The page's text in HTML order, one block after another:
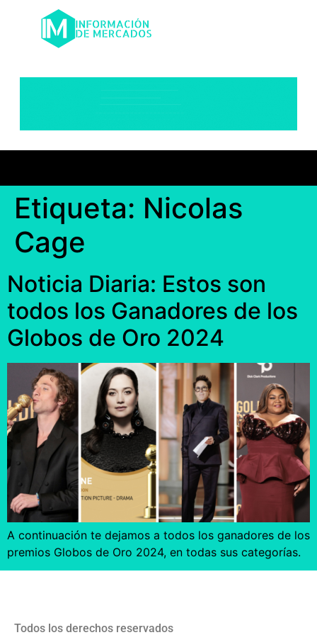
Etiqueta: Nicolas
Cage
Noticia Diaria: Estos son
todos los Ganadores de los
Globos de Oro 2024
A continuación te dejamos a todos los ganadores de los
premios Globos de Oro 2024, en todas sus categorías.
Todos los derechos reservados